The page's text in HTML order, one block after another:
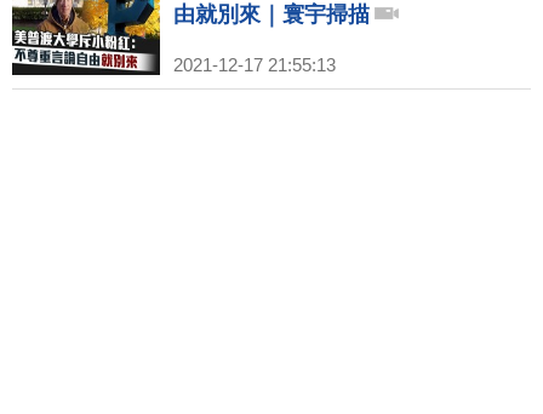
由就別來｜寰宇掃描
2021-12-17 21:55:13